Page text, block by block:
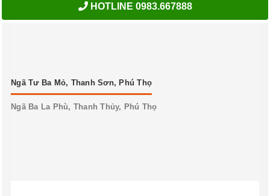
HOTLINE 0983.667888
Ngã Tư Ba Mỏ, Thanh Sơn, Phú Thọ
Ngã Ba La Phù, Thanh Thủy, Phú Thọ